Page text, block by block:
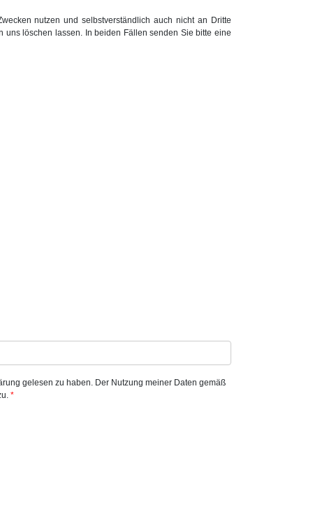
nutzen und selbstverständlich auch nicht an Dritte
löschen lassen. In beiden Fällen senden Sie bitte eine
gelesen zu haben. Der Nutzung meiner Daten gemäß